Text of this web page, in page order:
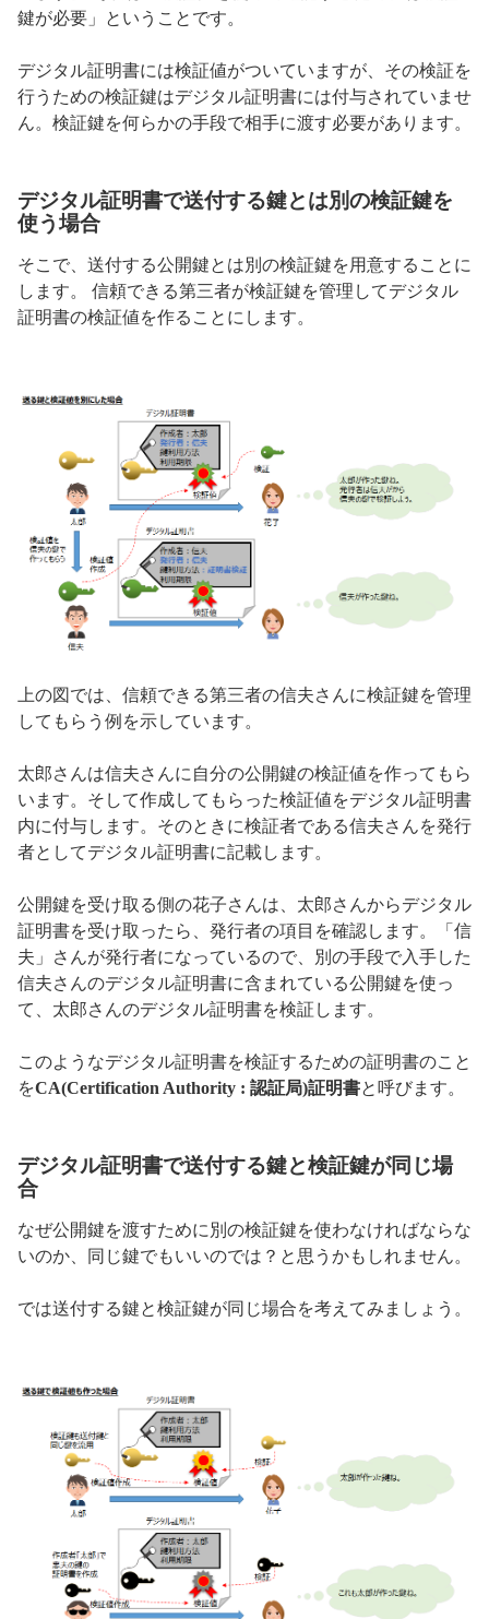
鍵が必要」ということです。
デジタル証明書には検証値がついていますが、その検証を
行うための検証鍵はデジタル証明書には付与されていませ
ん。検証鍵を何らかの手段で相手に渡す必要があります。
デジタル証明書で送付する鍵とは別の検証鍵を
使う場合
そこで、送付する公開鍵とは別の検証鍵を用意することに
します。 信頼できる第三者が検証鍵を管理してデジタル
証明書の検証値を作ることにします。
上の図では、信頼できる第三者の信夫さんに検証鍵を管理
してもらう例を示しています。
太郎さんは信夫さんに自分の公開鍵の検証値を作ってもら
います。そして作成してもらった検証値をデジタル証明書
内に付与します。そのときに検証者である信夫さんを発行
者としてデジタル証明書に記載します。
公開鍵を受け取る側の花子さんは、太郎さんからデジタル
証明書を受け取ったら、発行者の項目を確認します。「信
夫」さんが発行者になっているので、別の手段で入手した
信夫さんのデジタル証明書に含まれている公開鍵を使っ
て、太郎さんのデジタル証明書を検証します。
このようなデジタル証明書を検証するための証明書のこと
をCA(Certification Authority : 認証局)証明書と呼びます。
デジタル証明書で送付する鍵と検証鍵が同じ場
合
なぜ公開鍵を渡すために別の検証鍵を使わなければならな
いのか、同じ鍵でもいいのでは？と思うかもしれません。
では送付する鍵と検証鍵が同じ場合を考えてみましょう。